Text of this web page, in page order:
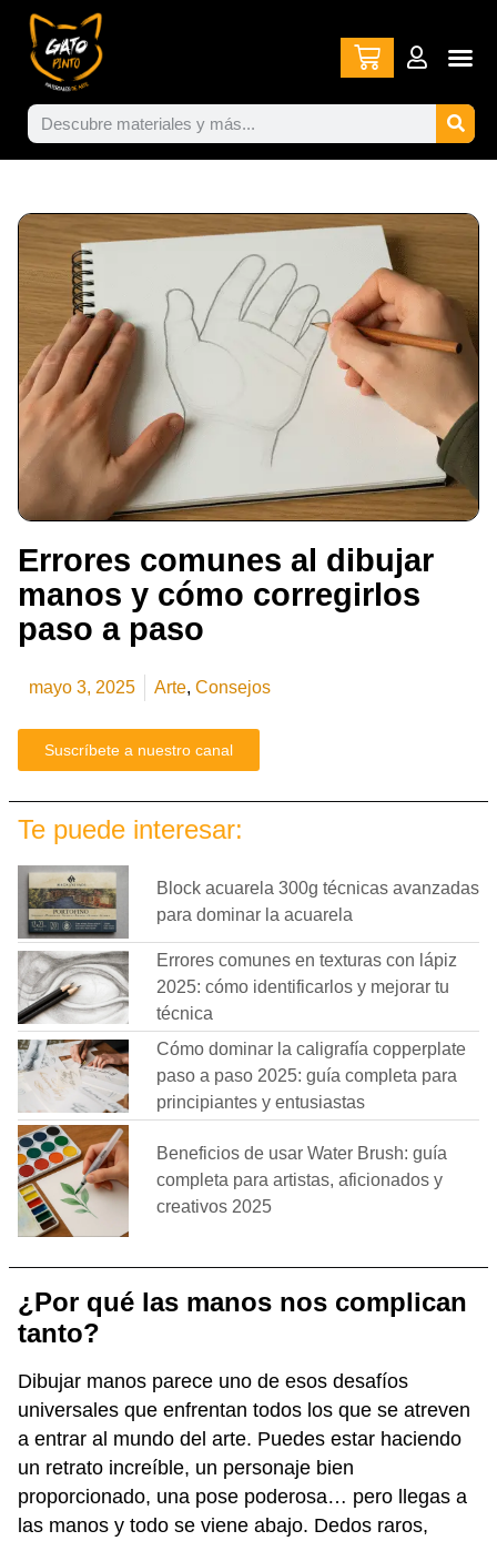
Errores comunes al dibujar
manos y cómo corregirlos
paso a paso
mayo 3, 2025 Arte, Consejos
Suscríbete a nuestro canal
Te puede interesar:
Block acuarela 300g técnicas avanzadas
para dominar la acuarela
Errores comunes en texturas con lápiz
2025: cómo identificarlos y mejorar tu
técnica
Cómo dominar la caligrafía copperplate
paso a paso 2025: guía completa para
principiantes y entusiastas
Beneficios de usar Water Brush: guía
completa para artistas, aficionados y
creativos 2025
¿Por qué las manos nos complican
tanto?
Dibujar manos parece uno de esos desafíos
universales que enfrentan todos los que se atreven
a entrar al mundo del arte. Puedes estar haciendo
un retrato increíble, un personaje bien
proporcionado, una pose poderosa… pero llegas a
las manos y todo se viene abajo. Dedos raros,